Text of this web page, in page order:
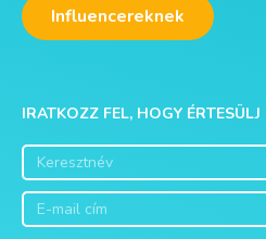
Influencereknek
IRATKOZZ FEL, HOGY